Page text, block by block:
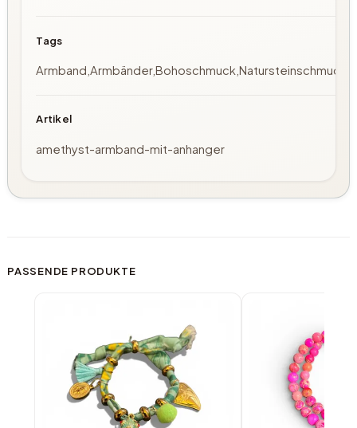
Tags
Artikel
amethyst-armband-mit-anhanger
PASSENDE PRODUKTE